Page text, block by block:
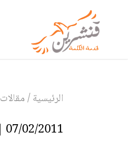
الرئيسية/مقالات
07/02/2011 |